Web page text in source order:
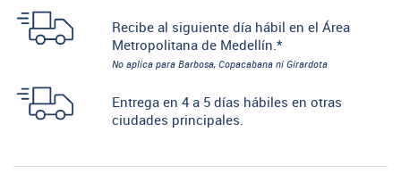
Recibe al siguiente día hábil en el Área
Metropolitana de Medellín.*
No aplica para Barbosa, Copacabana ni Girardota
Entrega en 4 a 5 días hábiles en otras
ciudades principales.